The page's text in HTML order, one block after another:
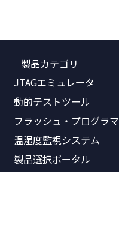
製品カテゴリ
JTAGエミュレータ
動的テストツール
フラッシュ・プログラマ
温湿度監視システム
製品選択ポータル